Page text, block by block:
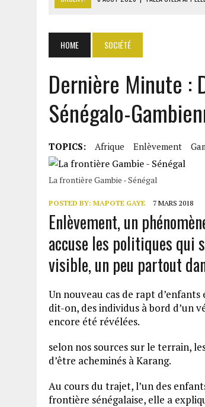
LE SÉNAT AMÉRICAIN ADOPTE
8 AOÛT 2026 | L’ÉCONOMIE AMÉRICAINE PERD
8 AOÛT 2026
L’UNIVERSITÉ LIBANAISE
HOME SOCIÉTÉ
Dernière Minute :
Sénégalo-
TOPICS: Afrique Enlèvement
La frontière Gambie - Sénégal
POSTED BY: MAPOTE GAYE 7 MARS 2018
Enlèvement, un
accuse les politiques qui
visible, un peu partout
Un nouveau cas de rapt
dit-on, des individus à bord d’un
encore été révélées.
selon nos sources sur le terrain,
d’être acheminés à Karang.
Au cours du trajet, l’un des
frontière sénégalaise, elle a